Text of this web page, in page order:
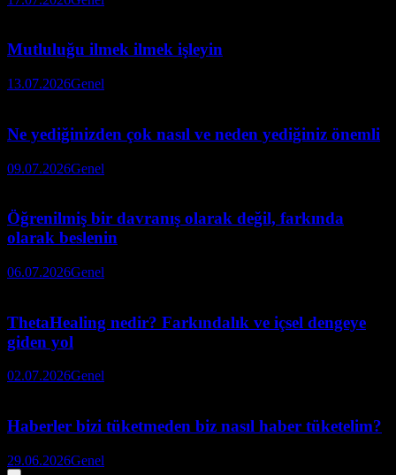
Mutluluğu ilmek ilmek işleyin
13.07.2026Genel
Ne yediğinizden çok nasıl ve neden yediğiniz önemli
09.07.2026Genel
Öğrenilmiş bir davranış olarak değil, farkında
olarak beslenin
06.07.2026Genel
ThetaHealing nedir? Farkındalık ve içsel dengeye
giden yol
02.07.2026Genel
Haberler bizi tüketmeden biz nasıl haber tüketelim?
29.06.2026Genel